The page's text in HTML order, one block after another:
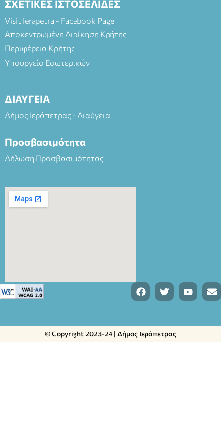
ΣΧΕΤΙΚΕΣ ΙΣΤΟΣΕΛΙΔΕΣ
Visit Ierapetra - Facebook Page
Αποκεντρωμένη Διοίκηση Κρήτης
Περιφέρεια Κρήτης
Υπουργείο Εσωτερικών
ΔΙΑΥΓΕΙΑ
Δήμος Ιεράπετρας - Διαύγεια
Προσβασιμότητα
Δήλωση Προσβασιμότητας
© Copyright 2023-24 | Δήμος Ιεράπετρας